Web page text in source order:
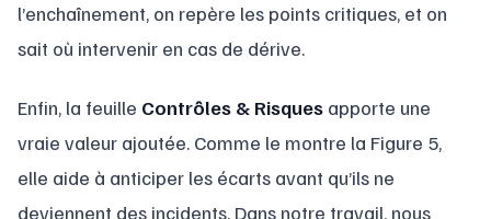
l’enchaînement, on repère les points critiques, et on
sait où intervenir en cas de dérive.
Enfin, la feuille Contrôles & Risques apporte une
vraie valeur ajoutée. Comme le montre la Figure 5,
elle aide à anticiper les écarts avant qu’ils ne
deviennent des incidents. Dans notre travail, nous